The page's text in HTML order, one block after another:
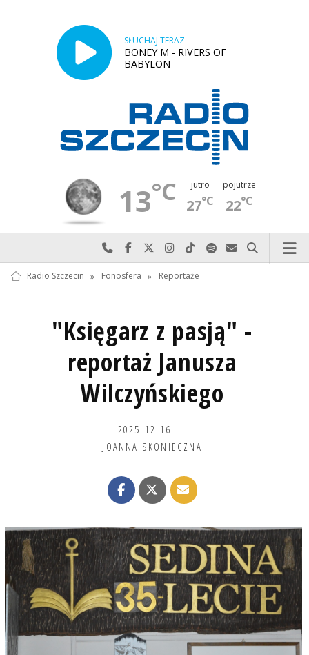
SŁUCHAJ TERAZ
BONEY M - RIVERS OF
BABYLON
13°C jutro
27°C
pojutrze
22°C
Najlepiej po prostu do nas zadzwoń
Odwiedź nas na Facebook-u
Odwiedź nas na X
Odwiedź nas na Instagram-ie
Odwiedź nas na TikTok-u
Szukaj nas na Spotify
Wyślij do nas
Szukaj
Radio Szczecin » Fonosfera » Reportaże
"Księgarz z pasją" -
reportaż Janusza
Wilczyńskiego
2025-12-16
JOANNA SKONIECZNA